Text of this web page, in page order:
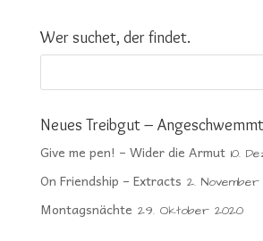
Wer suchet, der findet.
Neues Treibgut – Angeschwemmt
Give me pen! – Wider die Armut 10.
On Friendship – Extracts 2.
Montagsnächte 29. Oktober 2020